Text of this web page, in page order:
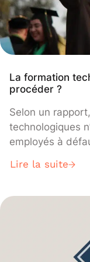
La formation
procéder ?
Selon un
technologiques
employés à
Lire la suite